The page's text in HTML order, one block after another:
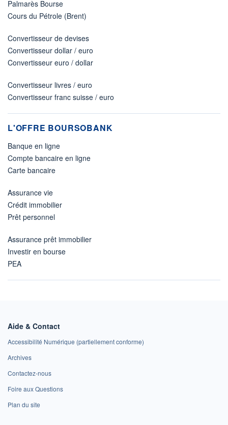
Palmarès Bourse
Cours du Pétrole (Brent)
Convertisseur de devises
Convertisseur dollar / euro
Convertisseur euro / dollar
Convertisseur livres / euro
Convertisseur franc suisse / euro
L'OFFRE BOURSOBANK
Banque en ligne
Compte bancaire en ligne
Carte bancaire
Assurance vie
Crédit immobilier
Prêt personnel
Assurance prêt immobilier
Investir en bourse
PEA
Aide & Contact
Accessibilité Numérique (partiellement conforme)
Archives
Contactez-nous
Foire aux Questions
Plan du site